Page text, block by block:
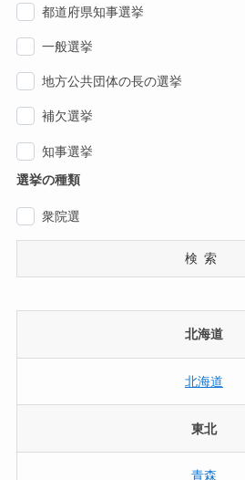
都道府県知事選挙
一般選挙
地方公共団体の長の選挙
補欠選挙
知事選挙
選挙の種類
衆院選
検索
北海道
北海道
東北
青森